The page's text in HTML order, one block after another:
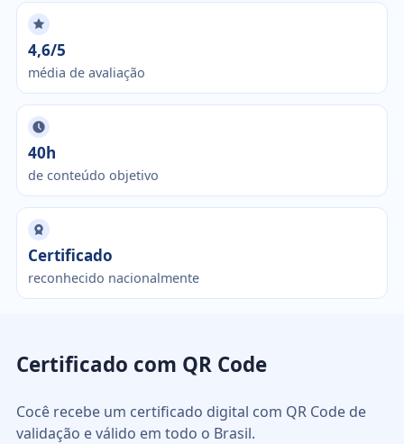
4,6/5
média de avaliação
40h
de conteúdo objetivo
Certificado
reconhecido nacionalmente
Certificado com QR Code
Cocê recebe um certificado digital com QR Code de
validação e válido em todo o Brasil.